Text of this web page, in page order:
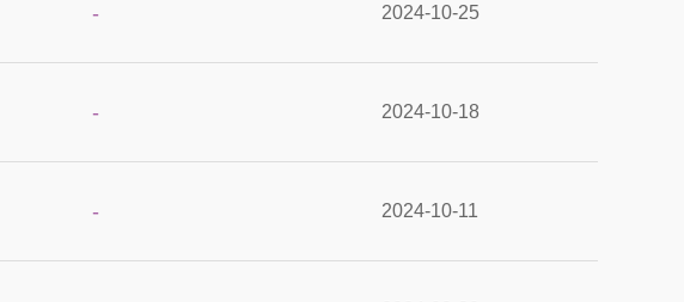
- 2024-10-25
- 2024-10-18
- 2024-10-11